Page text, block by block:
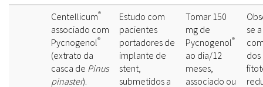
Centellicum®
associado com
Pycnogenol®
(extrato da
casca de Pinus
pinaster).
Estudo com
pacientes
portadores de
implante de
stent,
submetidos a
Tomar 150
mg de
Pycnogenol®
ao dia/12
meses,
associado ou
se a
dos